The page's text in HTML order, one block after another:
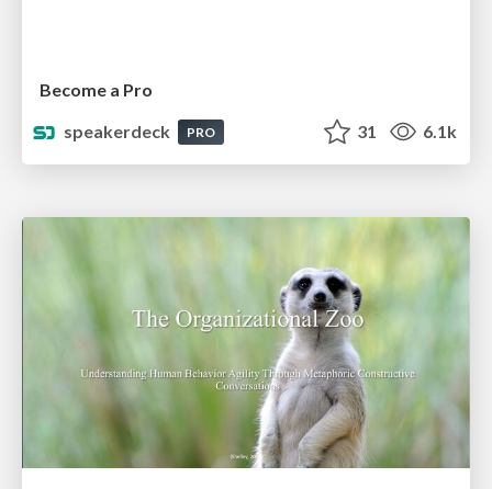
Become a Pro
speakerdeck
PRO 31 6.1k